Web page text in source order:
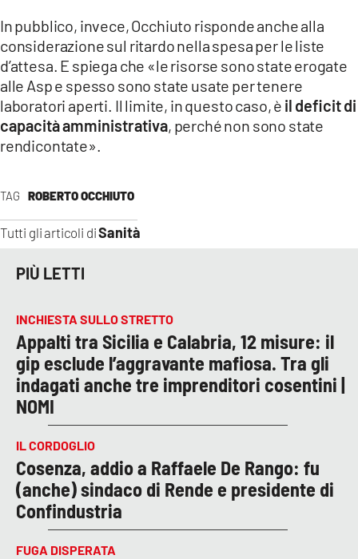
TAG ROBERTO OCCHIUTO
Tutti gli articoli diSanità
In pubblico, invece, Occhiuto risponde anche alla
considerazione sul ritardo nella spesa per le liste
d’attesa. E spiega che «le risorse sono state erogate
alle Asp e spesso sono state usate per tenere
laboratori aperti. Il limite, in questo caso, è il deficit di
capacità amministrativa, perché non sono state
rendicontate».
PIÙ LETTI
INCHIESTA SULLO STRETTO
Appalti tra Sicilia e Calabria, 12 misure: il
gip esclude l’aggravante mafiosa. Tra gli
indagati anche tre imprenditori cosentini |
NOMI
IL CORDOGLIO
Cosenza, addio a Raffaele De Rango: fu
(anche) sindaco di Rende e presidente di
Confindustria
FUGA DISPERATA